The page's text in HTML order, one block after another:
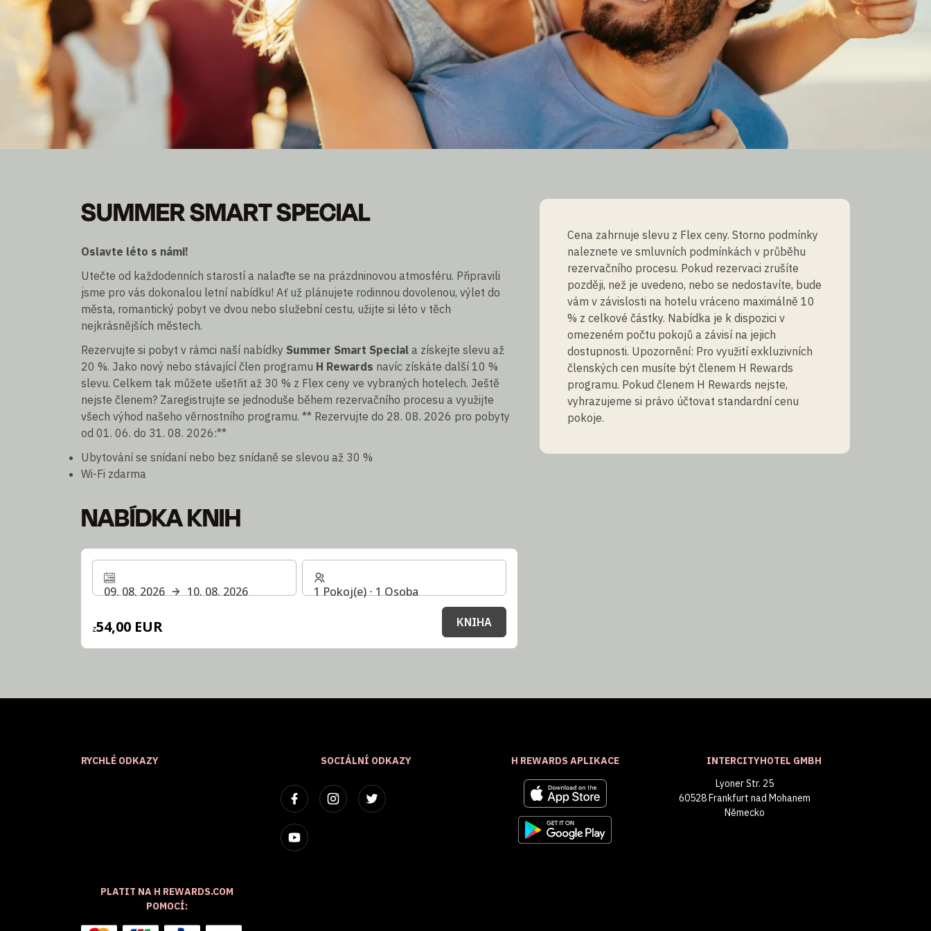
Staňte se členem a ušetřete až 30 % z ceny
SUMMER SMART SPECIAL
Oslavte léto s námi!
Utečte od každodenních starostí a nalaďte se na prázdninovou atmosféru. Připravili
jsme pro vás dokonalou letní nabídku! Ať už plánujete rodinnou dovolenou, výlet do
města, romantický pobyt ve dvou nebo služební cestu, užijte si léto v těch
nejkrásnějších městech.
Rezervujte si pobyt v rámci naší nabídky Summer Smart Special a získejte slevu až
20 %. Jako nový nebo stávající člen programu H Rewards navíc získáte další 10 %
slevu. Celkem tak můžete ušetřit až 30 % z Flex ceny ve vybraných hotelech. Ještě
nejste členem? Zaregistrujte se jednoduše během rezervačního procesu a využijte
všech výhod našeho věrnostního programu. ** Rezervujte do 28. 08. 2026 pro pobyty
od 01. 06. do 31. 08. 2026:**
Ubytování se snídaní nebo bez snídaně se slevou až 30 %
Wi-Fi zdarma
NABÍDKA KNIH
09. 08. 2026 10. 08. 2026
z54,00 EUR
1 Pokoj(e) ⋅ 1 Osoba
KNIHA
Cena zahrnuje slevu z Flex ceny. Storno podmínky
naleznete ve smluvních podmínkách v průběhu
rezervačního procesu. Pokud rezervaci zrušíte
později, než je uvedeno, nebo se nedostavíte, bude
vám v závislosti na hotelu vráceno maximálně 10
% z celkové částky. Nabídka je k dispozici v
omezeném počtu pokojů a závisí na jejich
dostupnosti. Upozornění: Pro využití exkluzivních
členských cen musíte být členem H Rewards
programu. Pokud členem H Rewards nejste,
vyhrazujeme si právo účtovat standardní cenu
pokoje.
RYCHLÉ ODKAZY SOCIÁLNÍ ODKAZY H REWARDS APLIKACE
INTERCITYHOTEL GMBH
Lyoner Str. 25
60528 Frankfurt nad Mohanem
Německo
PLATIT NA H REWARDS.COM
POMOCÍ: